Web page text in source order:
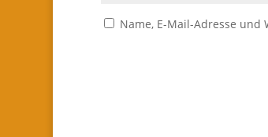
Name, E-Mail-Adresse